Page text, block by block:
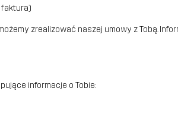
faktura)
zrealizować naszej umowy z Tobą.
informacje o Tobie: